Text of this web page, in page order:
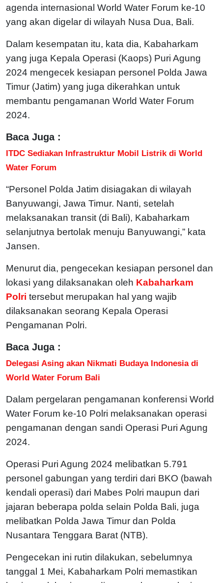
agenda internasional World Water Forum ke-10
yang akan digelar di wilayah Nusa Dua, Bali.
Dalam kesempatan itu, kata dia, Kabaharkam
yang juga Kepala Operasi (Kaops) Puri Agung
2024 mengecek kesiapan personel Polda Jawa
Timur (Jatim) yang juga dikerahkan untuk
membantu pengamanan World Water Forum
2024.
Baca Juga :
ITDC Sediakan Infrastruktur Mobil Listrik di World
Water Forum
“Personel Polda Jatim disiagakan di wilayah
Banyuwangi, Jawa Timur. Nanti, setelah
melaksanakan transit (di Bali), Kabaharkam
selanjutnya bertolak menuju Banyuwangi,” kata
Jansen.
Menurut dia, pengecekan kesiapan personel dan
lokasi yang dilaksanakan oleh Kabaharkam
Polri tersebut merupakan hal yang wajib
dilaksanakan seorang Kepala Operasi
Pengamanan Polri.
Baca Juga :
Delegasi Asing akan Nikmati Budaya Indonesia di
World Water Forum Bali
Dalam pergelaran pengamanan konferensi World
Water Forum ke-10 Polri melaksanakan operasi
pengamanan dengan sandi Operasi Puri Agung
2024.
Operasi Puri Agung 2024 melibatkan 5.791
personel gabungan yang terdiri dari BKO (bawah
kendali operasi) dari Mabes Polri maupun dari
jajaran beberapa polda selain Polda Bali, juga
melibatkan Polda Jawa Timur dan Polda
Nusantara Tenggara Barat (NTB).
Pengecekan ini rutin dilakukan, sebelumnya
tanggal 1 Mei, Kabaharkam Polri memastikan